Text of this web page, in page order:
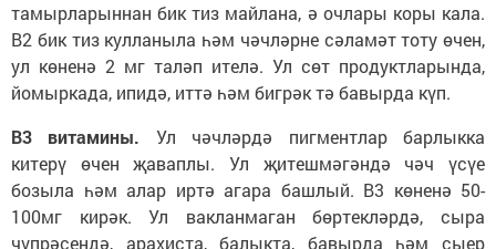
тамырларыннан бик тиз майлана, ә очлары коры кала.
В2 бик тиз кулланыла һәм чәчләрне сәламәт тоту өчен,
ул көненә 2 мг таләп ителә. Ул сөт продуктларында,
йомыркада, ипидә, иттә һәм бигрәк тә бавырда күп.
В3 витамины. Ул чәчләрдә пигментлар барлыкка
китерү өчен җаваплы. Ул җитешмәгәндә чәч үсүе
бозыла һәм алар иртә агара башлый. В3 көненә 50-
100мг кирәк. Ул вакланмаган бөртекләрдә, сыра
чүпрәсендә, арахиста, балыкта, бавырда һәм сыер